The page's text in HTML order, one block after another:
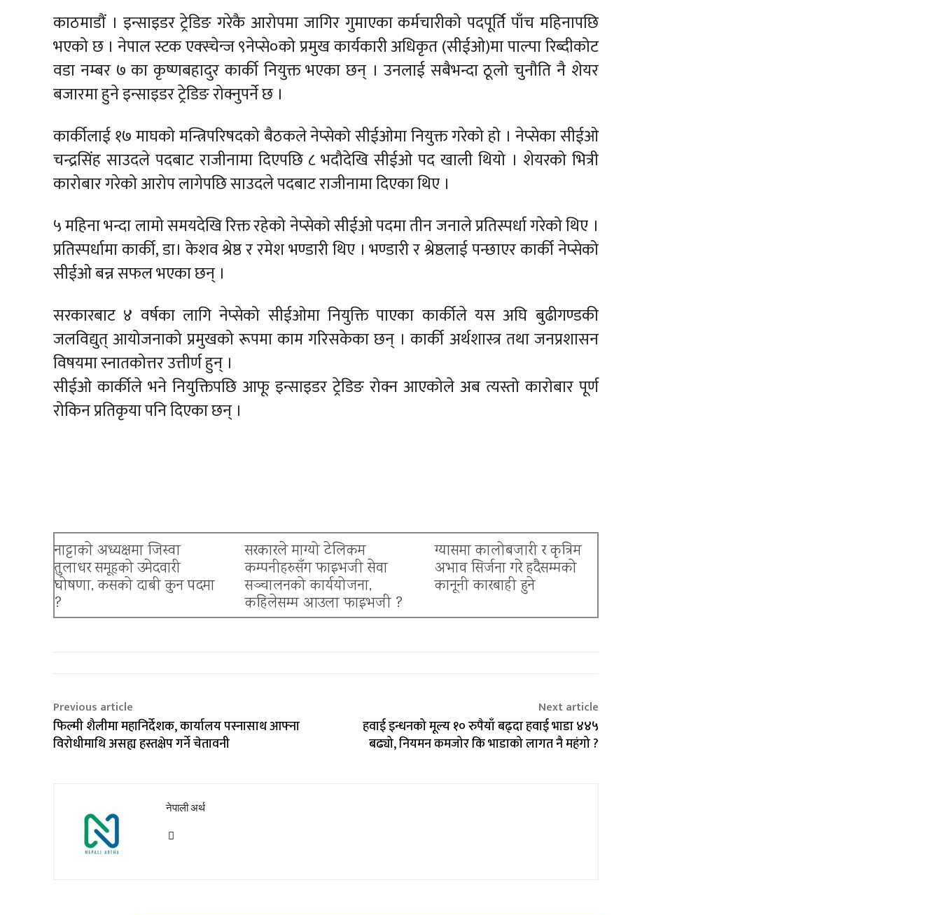
काठमाडौं । इन्साइडर ट्रेडिङ गरेकै आरोपमा जागिर गुमाएका कर्मचारीको पदपूर्ति पाँच महिनापछि
भएको छ । नेपाल स्टक एक्स्चेन्ज ९नेप्से०को प्रमुख कार्यकारी अधिकृत (सीईओ)मा पाल्पा रिब्दीकोट
वडा नम्बर ७ का कृष्णबहादुर कार्की नियुक्त भएका छन् । उनलाई सबैभन्दा ठूलो चुनौति नै शेयर
बजारमा हुने इन्साइडर ट्रेडिङ रोक्नुपर्ने छ ।
कार्कीलाई १७ माघको मन्त्रिपरिषदको बैठकले नेप्सेको सीईओमा नियुक्त गरेको हो । नेप्सेका सीईओ
चन्द्रसिंह साउदले पदबाट राजीनामा दिएपछि ८ भदौदेखि सीईओ पद खाली थियो । शेयरको भित्री
कारोबार गरेको आरोप लागेपछि साउदले पदबाट राजीनामा दिएका थिए ।
५ महिना भन्दा लामो समयदेखि रिक्त रहेको नेप्सेको सीईओ पदमा तीन जनाले प्रतिस्पर्धा गरेको थिए ।
प्रतिस्पर्धामा कार्की, डा। केशव श्रेष्ठ र रमेश भण्डारी थिए । भण्डारी र श्रेष्ठलाई पन्छाएर कार्की नेप्सेको
सीईओ बन्न सफल भएका छन् ।
सरकारबाट ४ वर्षका लागि नेप्सेको सीईओमा नियुक्ति पाएका कार्कीले यस अघि बुढीगण्डकी
जलविद्युत् आयोजनाको प्रमुखको रूपमा काम गरिसकेका छन् । कार्की अर्थशास्त्र तथा जनप्रशासन
विषयमा स्नातकोत्तर उत्तीर्ण हुन् ।
सीईओ कार्कीले भने नियुक्तिपछि आफू इन्साइडर ट्रेडिङ रोक्न आएकोले अब त्यस्तो कारोबार पूर्ण
रोकिन प्रतिकृया पनि दिएका छन् ।
नाट्टाकाे अध्यक्षमा जिस्वा
तुलाधर समूहको उमेदवारी
घोषणा, कसको दाबी कुन पदमा
?
सरकारले माग्यो टेलिकम
कम्पनीहरुसँग फाइभजी सेवा
सञ्चालनको कार्ययोजना,
कहिलेसम्म आउला फाइभजी ?
ग्यासमा कालोबजारी र कृत्रिम
अभाव सिर्जना गरे हदैसम्मको
कानूनी कारबाही हुने
Previous article
फिल्मी शैलीमा महानिर्देशक, कार्यालय पस्नासाथ आफ्ना
विरोधीमाथि असह्य हस्तक्षेप गर्ने चेतावनी
Next article
हवाई इन्धनको मूल्य १० रुपैयाँ बढ्दा हवाई भाडा ४४५
बढ्यो, नियमन कमजोर कि भाडाको लागत नै महंगो ?
नेपाली अर्थ